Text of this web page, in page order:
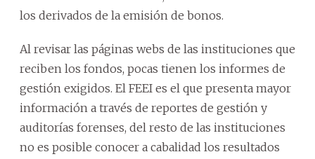
los derivados de la emisión de bonos.
Al revisar las páginas webs de las instituciones que
reciben los fondos, pocas tienen los informes de
gestión exigidos. El FEEI es el que presenta mayor
información a través de reportes de gestión y
auditorías forenses, del resto de las instituciones
no es posible conocer a cabalidad los resultados